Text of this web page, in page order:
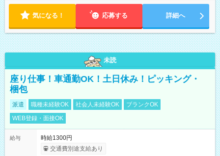
気になる！ 応募する 詳細へ
未読
座り仕事！車通勤OK！土日休み！ピッキング・
梱包
派遣 職種未経験OK 社会人未経験OK
ブランクOK
WEB登録・面接OK
給与
時給1300円
交通費別途支給あり